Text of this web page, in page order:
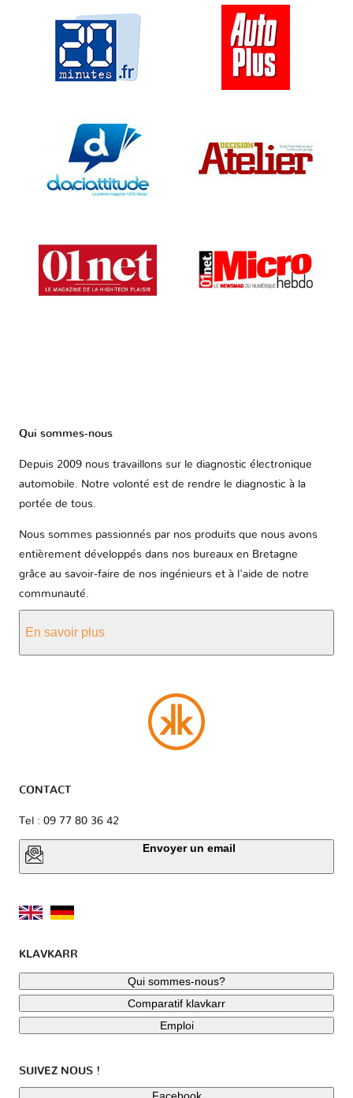
Qui sommes-nous
Depuis 2009 nous travaillons sur le diagnostic électronique
automobile. Notre volonté est de rendre le diagnostic à la
portée de tous.
Nous sommes passionnés par nos produits que nous avons
entièrement développés dans nos bureaux en Bretagne
grâce au savoir-faire de nos ingénieurs et à l'aide de notre
communauté.
En savoir plus
CONTACT
Tel : 09 77 80 36 42
Envoyer un email
KLAVKARR
Qui sommes-nous?
Comparatif klavkarr
Emploi
SUIVEZ NOUS !